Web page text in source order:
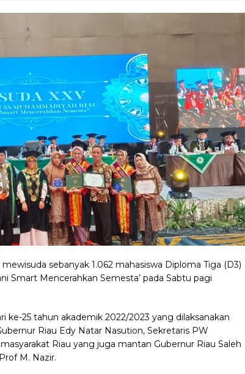
sebanyak 1.062 mahasiswa Diploma Tiga (D3)
Smart Mencerahkan Semesta’ pada Sabtu pagi
ke-25 tahun akademik 2022/2023 yang dilaksanakan
Riau Edy Natar Nasution, Sekretaris PW
Riau yang juga mantan Gubernur Riau Saleh
M. Nazir.